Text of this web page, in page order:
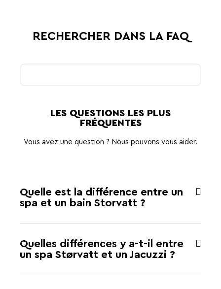
RECHERCHER DANS LA FAQ
LES QUESTIONS LES PLUS
FRÉQUENTES
Vous avez une question ? Nous pouvons vous aider.
Quelle est la différence entre un
spa et un bain Storvatt ?
Quelles différences y a-t-il entre
un spa Størvatt et un Jacuzzi ?